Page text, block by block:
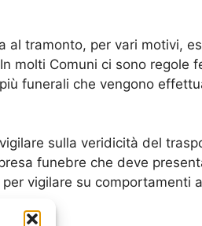
al tramonto, per vari motivi,
molti Comuni ci sono regole
funerali che vengono
sulla veridicità del
funebre che deve
vigilare su comportamenti